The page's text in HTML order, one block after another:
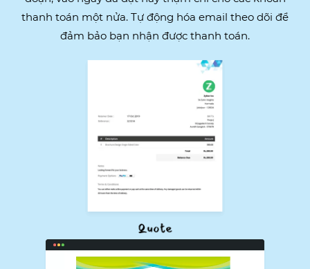
thanh toán một nửa. Tự động hóa email theo dõi để
đảm bảo bạn nhận được thanh toán.